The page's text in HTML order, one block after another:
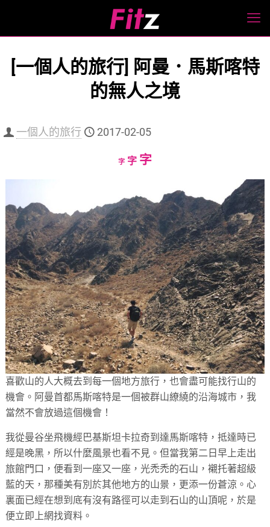
[一個人的旅行] 阿曼．馬斯喀特
的無人之境
一個人的旅行 2017-02-05
字Decrease
字Reset
字Increase
size.
喜歡山的人大概去到每一個地方旅行，也會盡可能找行山的
機會。阿曼首都馬斯喀特是一個被群山繚繞的沿海城市，我
當然不會放過這個機會！
我從曼谷坐飛機經巴基斯坦卡拉奇到達馬斯喀特，抵達時已
經是晚黑，所以什麼風景也看不見。但當我第二日早上走出
旅館門口，便看到一座又一座，光禿禿的石山，襯托著超級
藍的天，那種美有別於其他地方的山景，更添一份蒼涼。心
裏面已經在想到底有沒有路徑可以走到石山的山頂呢，於是
便立即上網找資料。